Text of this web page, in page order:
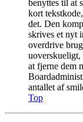
benyttes til at
kort
det. Den
skrives et nyt
overdrive
uoverskueligt,
at fjerne dem
antallet af
Top